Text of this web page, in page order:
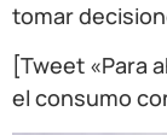
tomar
[Tweet «Para
el consumo